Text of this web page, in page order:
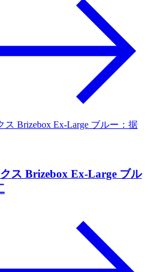
ス Brizebox Ex-Large ブル